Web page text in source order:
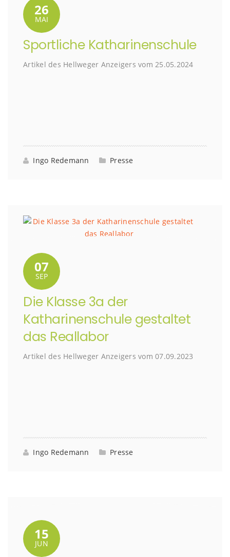
26
MAI
Sportliche Katharinenschule
Artikel des Hellweger Anzeigers vom 25.05.2024
Ingo Redemann Presse
07
SEP
Die Klasse 3a der
Katharinenschule gestaltet
das Reallabor
Artikel des Hellweger Anzeigers vom 07.09.2023
Ingo Redemann Presse
15
JUN